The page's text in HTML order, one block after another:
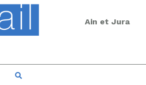
Ain et Jura